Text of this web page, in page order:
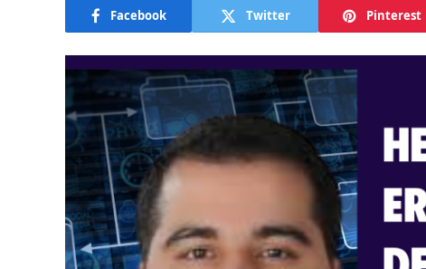
Facebook Twitter Pinterest